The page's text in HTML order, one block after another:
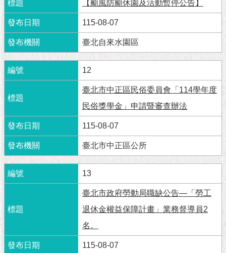
隱
私
權
及
資
安
策
RSS
聯
我
們
（陳
系
【颱風防颱休園及活動暫停公告】
115-08-07
臺北自來水園區
12
臺北市中正區民俗委員會「114學年度
民俗獎學金」申請暨審查辦法
115-08-07
臺北市中正區公所
13
臺北市政府勞動局職缺公告—「勞工
退休金權益保障計畫」業務督導員2
名。
115-08-07